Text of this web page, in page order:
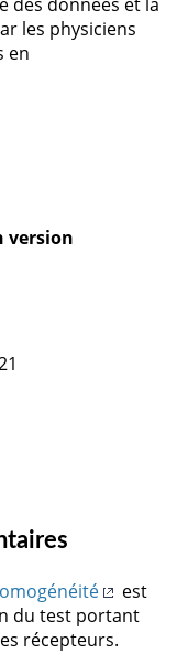
les physiciens
en
version
est
du test portant
récepteurs.